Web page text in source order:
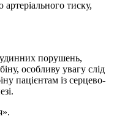
тиску,
порушень,
особливу увагу слід
пацієнтам із серцево-